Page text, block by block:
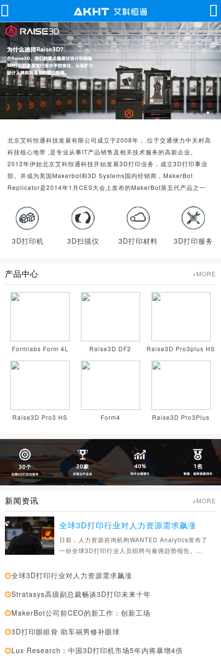
北京艾科恒通科技发展有限公司成立于2008年，,位于交通便力中关村高
科技核心地带 ,是专业从事IT产品销售及相关技术服务的高新企业。
2012年伊始北京艾科恒通科技开始发展3D打印业务，成立3D打印事业
部。并成为美国Makerbot和3D Systems国内经销商，MakerBot
Replicator是2014年1月CES大会上发布的MakerBot第五代产品之一
3D打印机 3D扫描仪 3D打印材料 3D打印服务
产品中心 +MORE
Formlabs Form 4L Raise3D DF2 Raise3D Pro3plus HS
Raise3D Pro3 HS Form4 Raise3D Pro3Plus
新闻资讯 +MORE
全球3D打印行业对人力资源需求飙涨
日前，人力资源咨询机构WANTED Analytics发布了
一份全球3D打印行业人员招聘与雇佣趋势报告。根
全球3D打印行业对人力资源需求飙涨
Stratasys高级副总裁畅谈3D打印未来十年
MakerBot公司前CEO的新工作：创新工场
3D打印眼眶骨 助车祸男修补眼球
Lux Research：中国3D打印机市场5年内将暴增4倍